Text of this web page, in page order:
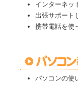
インターネッ
出張サポート
携帯電話を使
パソコンの使